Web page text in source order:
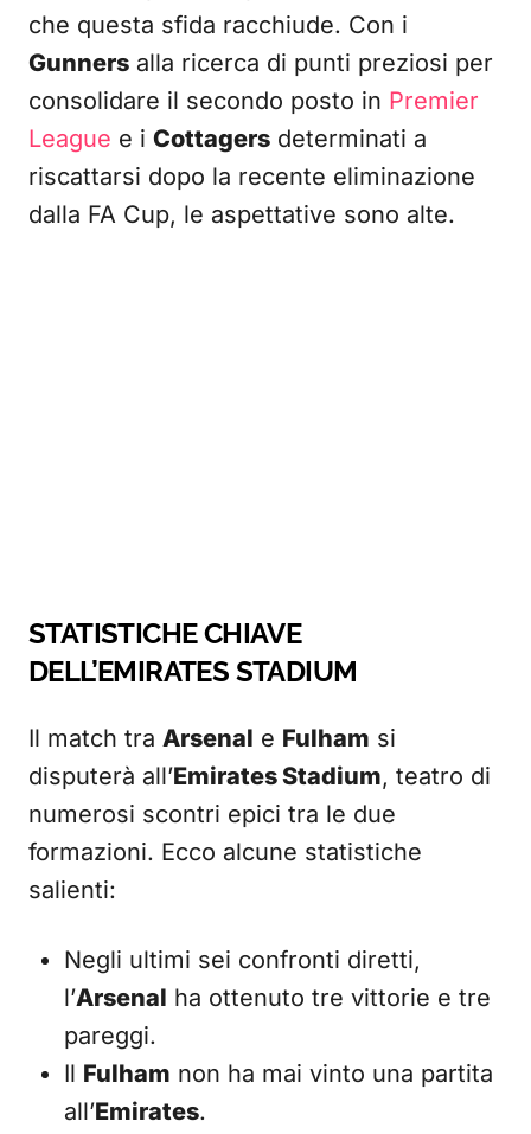
che questa sfida racchiude. Con i
Gunners alla ricerca di punti preziosi per
consolidare il secondo posto in Premier
League e i Cottagers determinati a
riscattarsi dopo la recente eliminazione
dalla FA Cup, le aspettative sono alte.
STATISTICHE CHIAVE
DELL’EMIRATES STADIUM
Il match tra Arsenal e Fulham si
disputerà all’Emirates Stadium, teatro di
numerosi scontri epici tra le due
formazioni. Ecco alcune statistiche
salienti:
Negli ultimi sei confronti diretti,
l’Arsenal ha ottenuto tre vittorie e tre
pareggi.
Il Fulham non ha mai vinto una partita
all’Emirates.